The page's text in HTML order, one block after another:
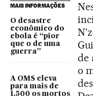
MAIS INFORMAÇÕES
O desastre
econômico do
ebola é “pior
que o de uma
guerra”
A OMS eleva
para mais de
1.500 os mortos
de
o